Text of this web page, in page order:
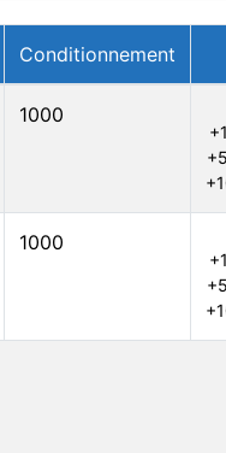
Conditionnement
1000
1000